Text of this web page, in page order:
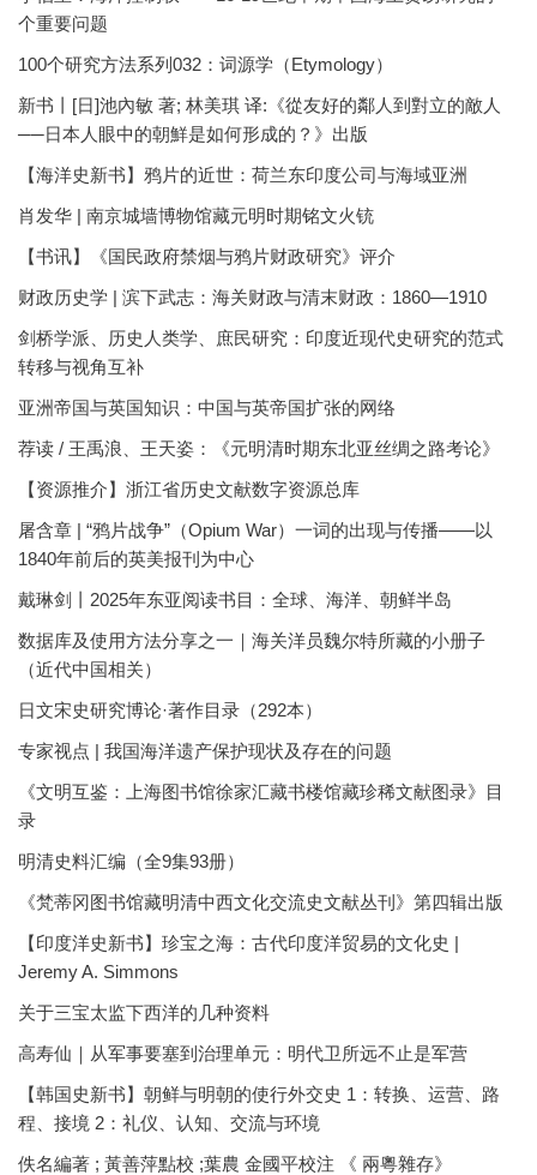
个重要问题
100个研究方法系列032：词源学（Etymology）
新书丨[日]池內敏 著; 林美琪 译:《從友好的鄰人到對立的敵人
──日本人眼中的朝鮮是如何形成的？》出版
【海洋史新书】鸦片的近世：荷兰东印度公司与海域亚洲
肖发华 | 南京城墙博物馆藏元明时期铭文火铳
【书讯】《国民政府禁烟与鸦片财政研究》评介
财政历史学 | 滨下武志：海关财政与清末财政：1860—1910
剑桥学派、历史人类学、庶民研究：印度近现代史研究的范式
转移与视角互补
亚洲帝国与英国知识：中国与英帝国扩张的网络
荐读 / 王禹浪、王天姿：《元明清时期东北亚丝绸之路考论》
【资源推介】浙江省历史文献数字资源总库
屠含章 | “鸦片战争”（Opium War）一词的出现与传播——以
1840年前后的英美报刊为中心
戴琳剑丨2025年东亚阅读书目：全球、海洋、朝鲜半岛
数据库及使用方法分享之一｜海关洋员魏尔特所藏的小册子
（近代中国相关）
日文宋史研究博论·著作目录（292本）
专家视点 | 我国海洋遗产保护现状及存在的问题
《文明互鉴：上海图书馆徐家汇藏书楼馆藏珍稀文献图录》目
录
明清史料汇编（全9集93册）
《梵蒂冈图书馆藏明清中西文化交流史文献丛刊》第四辑出版
【印度洋史新书】珍宝之海：古代印度洋贸易的文化史 |
Jeremy A. Simmons
关于三宝太监下西洋的几种资料
高寿仙｜从军事要塞到治理单元：明代卫所远不止是军营
【韩国史新书】朝鲜与明朝的使行外交史 1：转换、运营、路
程、接境 2：礼仪、认知、交流与环境
佚名編著 ; 黃善萍點校 ;葉農 金國平校注 《 兩粵雜存》